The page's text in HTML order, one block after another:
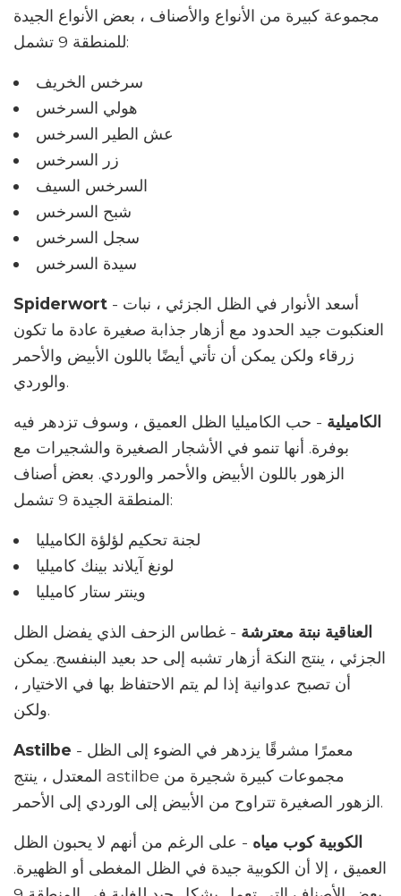
مجموعة كبيرة من الأنواع والأصناف ، بعض الأنواع الجيدة
للمنطقة 9 تشمل:
سرخس الخريف
هولي السرخس
عش الطير السرخس
زر السرخس
السرخس السيف
شبح السرخس
سجل السرخس
سيدة السرخس
Spiderwort - أسعد الأنوار في الظل الجزئي ، نبات
العنكبوت جيد الحدود مع أزهار جذابة صغيرة عادة ما تكون
زرقاء ولكن يمكن أن تأتي أيضًا باللون الأبيض والأحمر
والوردي.
الكاميلية - حب الكاميليا الظل العميق ، وسوف تزدهر فيه
بوفرة. أنها تنمو في الأشجار الصغيرة والشجيرات مع
الزهور باللون الأبيض والأحمر والوردي. بعض أصناف
المنطقة الجيدة 9 تشمل:
لجنة تحكيم لؤلؤة الكاميليا
لونغ آيلاند بينك كاميليا
وينتر ستار كاميليا
العناقية نبتة معترشة - غطاس الزحف الذي يفضل الظل
الجزئي ، ينتج النكة أزهار تشبه إلى حد بعيد البنفسج. يمكن
أن تصبح عدوانية إذا لم يتم الاحتفاظ بها في الاختيار ،
ولكن.
Astilbe - معمرًا مشرقًا يزدهر في الضوء إلى الظل
المعتدل ، ينتج astilbe مجموعات كبيرة شجيرة من
الزهور الصغيرة تتراوح من الأبيض إلى الوردي إلى الأحمر.
الكوبية كوب مياه - على الرغم من أنهم لا يحبون الظل
العميق ، إلا أن الكوبية جيدة في الظل المغطى أو الظهيرة.